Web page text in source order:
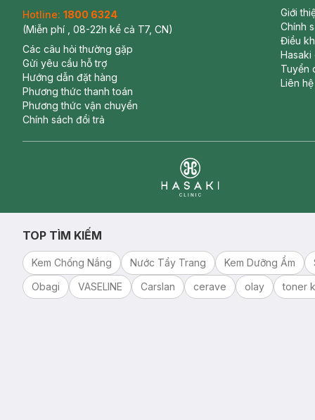
Hotline: 1800 6324
(Miễn phí , 08-22h kể cả T7, CN)
Các câu hỏi thường gặp
Gửi yêu cầu hỗ trợ
Hướng dẫn đặt hàng
Phương thức thanh toán
Phương thức vận chuyển
Chính sách đổi trả
Giới
Chính
Điều
Hasaki
Tuyển
Liên hệ
TOP TÌM KIẾM
Kem Chống Nắng Nước Tẩy Trang Kem Dưỡng Ẩm
Obagi
VASELINE Carslan cerave olay toner